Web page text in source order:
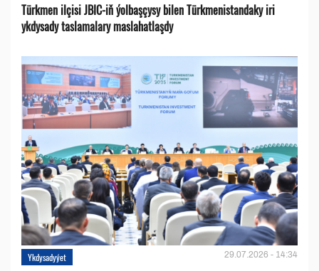
Türkmen ilçisi JBIC-iň ýolbaşçysy bilen Türkmenistandaky iri
ykdysady taslamalary maslahatlaşdy
Ykdysadyýet 29.07.2026 - 14:34